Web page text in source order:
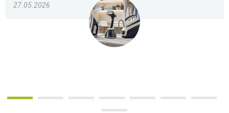
27.05.2026